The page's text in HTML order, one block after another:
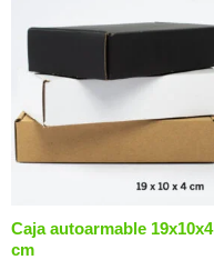
Caja autoarmable 19x10x4
cm